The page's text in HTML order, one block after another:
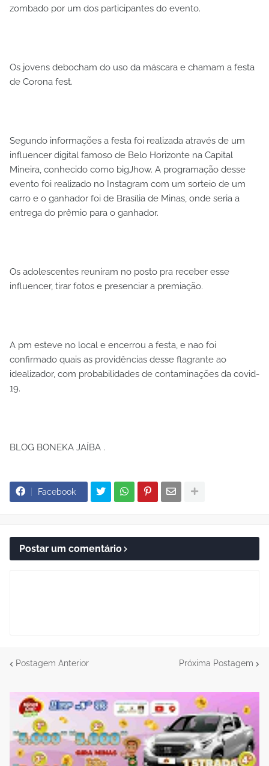
zombado por um dos participantes do evento.
Os jovens debocham do uso da máscara e chamam a festa
de Corona fest.
Segundo informações a festa foi realizada através de um
influencer digital famoso de Belo Horizonte na Capital
Mineira, conhecido como bigJhow. A programação desse
evento foi realizado no Instagram com um sorteio de um
carro e o ganhador foi de Brasília de Minas, onde seria a
entrega do prêmio para o ganhador.
Os adolescentes reuniram no posto pra receber esse
influencer, tirar fotos e presenciar a premiação.
A pm esteve no local e encerrou a festa, e nao foi
confirmado quais as providências desse flagrante ao
idealizador, com probabilidades de contaminações da covid-
19.
BLOG BONEKA JAÍBA .
Facebook
Postar um comentário
Postagem Anterior Próxima Postagem